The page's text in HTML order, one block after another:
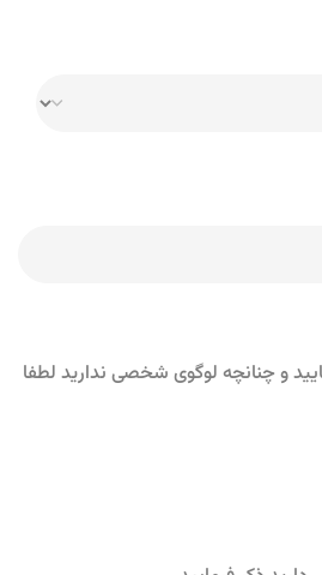
و چنانچه لوگوی شخصی ندارید لطفا